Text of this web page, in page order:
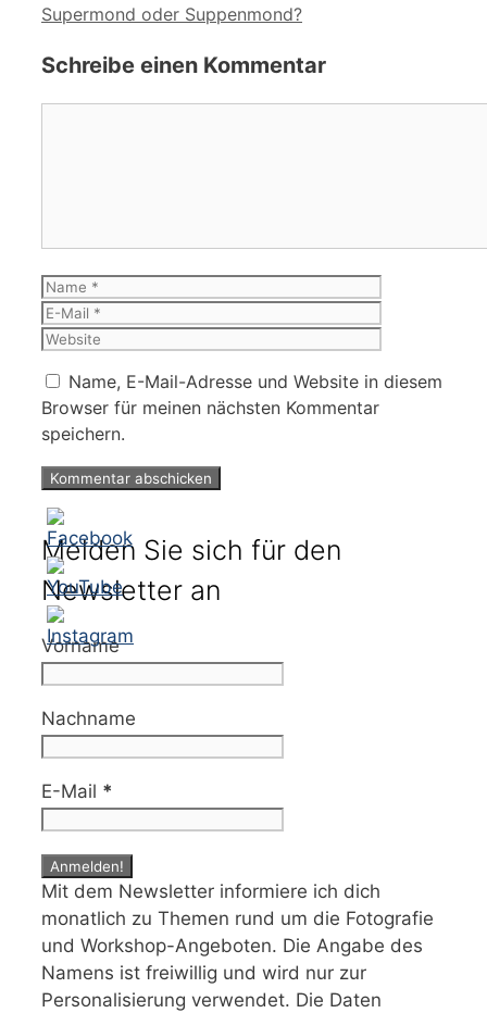
Supermond oder Suppenmond?
Schreibe einen Kommentar
Name
Name, E-Mail-Adresse und Website in diesem
Browser für meinen nächsten Kommentar
speichern.
Melden Sie sich für den
Newsletter an
Vorname
Nachname
E-Mail *
Mit dem Newsletter informiere ich dich
monatlich zu Themen rund um die Fotografie
und Workshop-Angeboten. Die Angabe des
Namens ist freiwillig und wird nur zur
Personalisierung verwendet. Die Daten